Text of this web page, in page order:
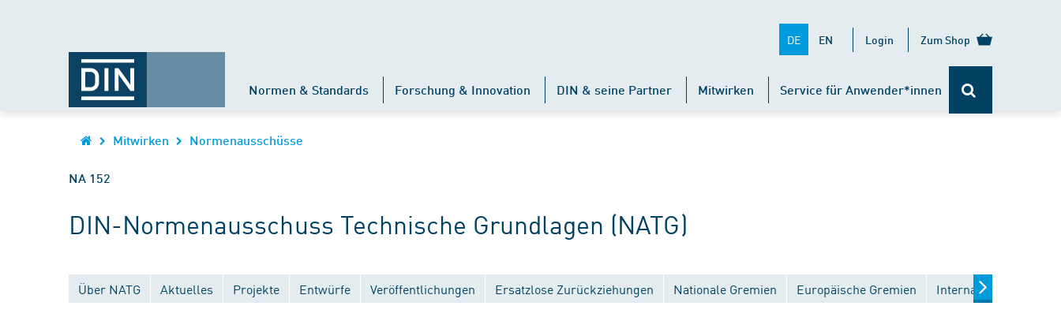
DE EN Login Zum Shop
Normen & Standards Forschung & Innovation DIN & seine Partner Mitwirken Service für Anwender*innen
Mitwirken Normenausschüsse
NA 152
DIN-Normenausschuss Technische Grundlagen (NATG)
Über NATG Aktuelles Projekte Entwürfe Veröffentlichungen Ersatzlose Zurückziehungen Nationale Gremien Europäische Gremien Internationale